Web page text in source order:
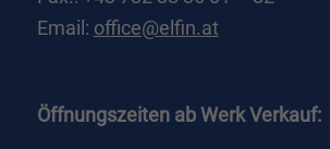
Email: office@elfin.at
Öffnungszeiten ab Werk Verkauf:
Cookie-Informationen anzeigen